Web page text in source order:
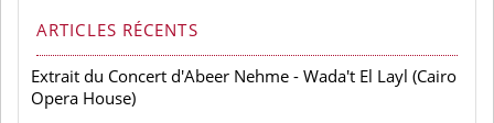
ARTICLES RÉCENTS